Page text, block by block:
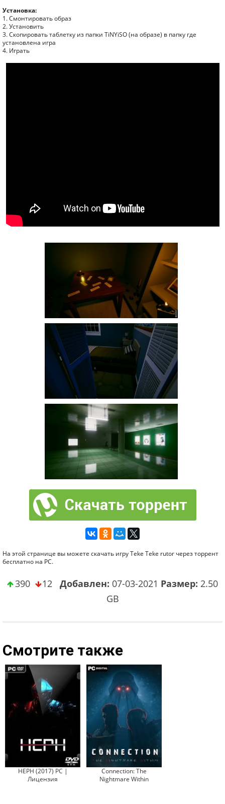
Установка:
1. Смонтировать образ
2. Установить
3. Скопировать таблетку из папки TiNYiSO (на образе) в папку где
установлена игра
4. Играть
На этой странице вы можете скачать игру Teke Teke rutor через торрент
бесплатно на PC.
390 12 Добавлен: 07-03-2021 Размер: 2.50
GB
Смотрите также
HEPH (2017) PC |
Лицензия
Connection: The
Nightmare Within